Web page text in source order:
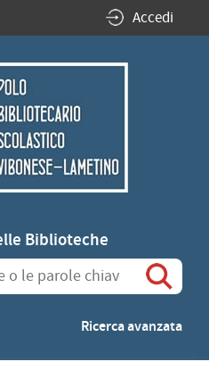
Accedi
Biblioteche
delle Biblioteche"
Ricerca avanzata